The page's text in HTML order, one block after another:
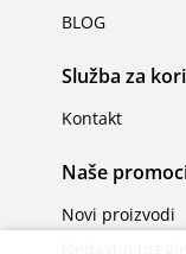
BLOG
Služba za
Kontakt
Naše
Novi proizvodi